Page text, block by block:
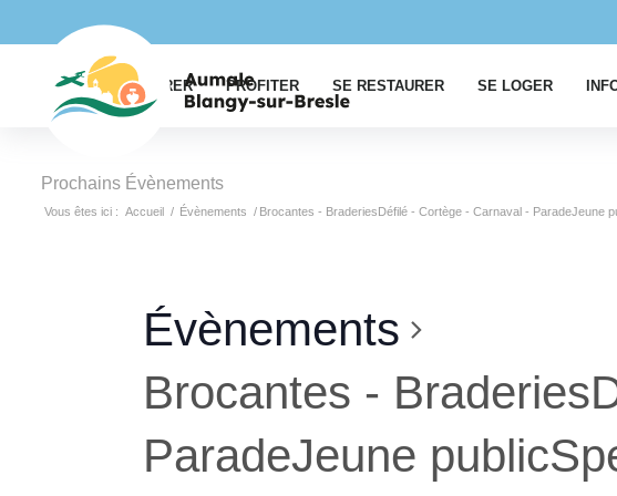
EXPLORER PROFITER SE RESTAURER SE LOGER
Prochains Évènements
Vous êtes ici : Accueil / Évènements / Brocantes - BraderiesDéfilé - Cortège - Carnaval - ParadeJeune
Évènements
Brocantes -
ParadeJeune